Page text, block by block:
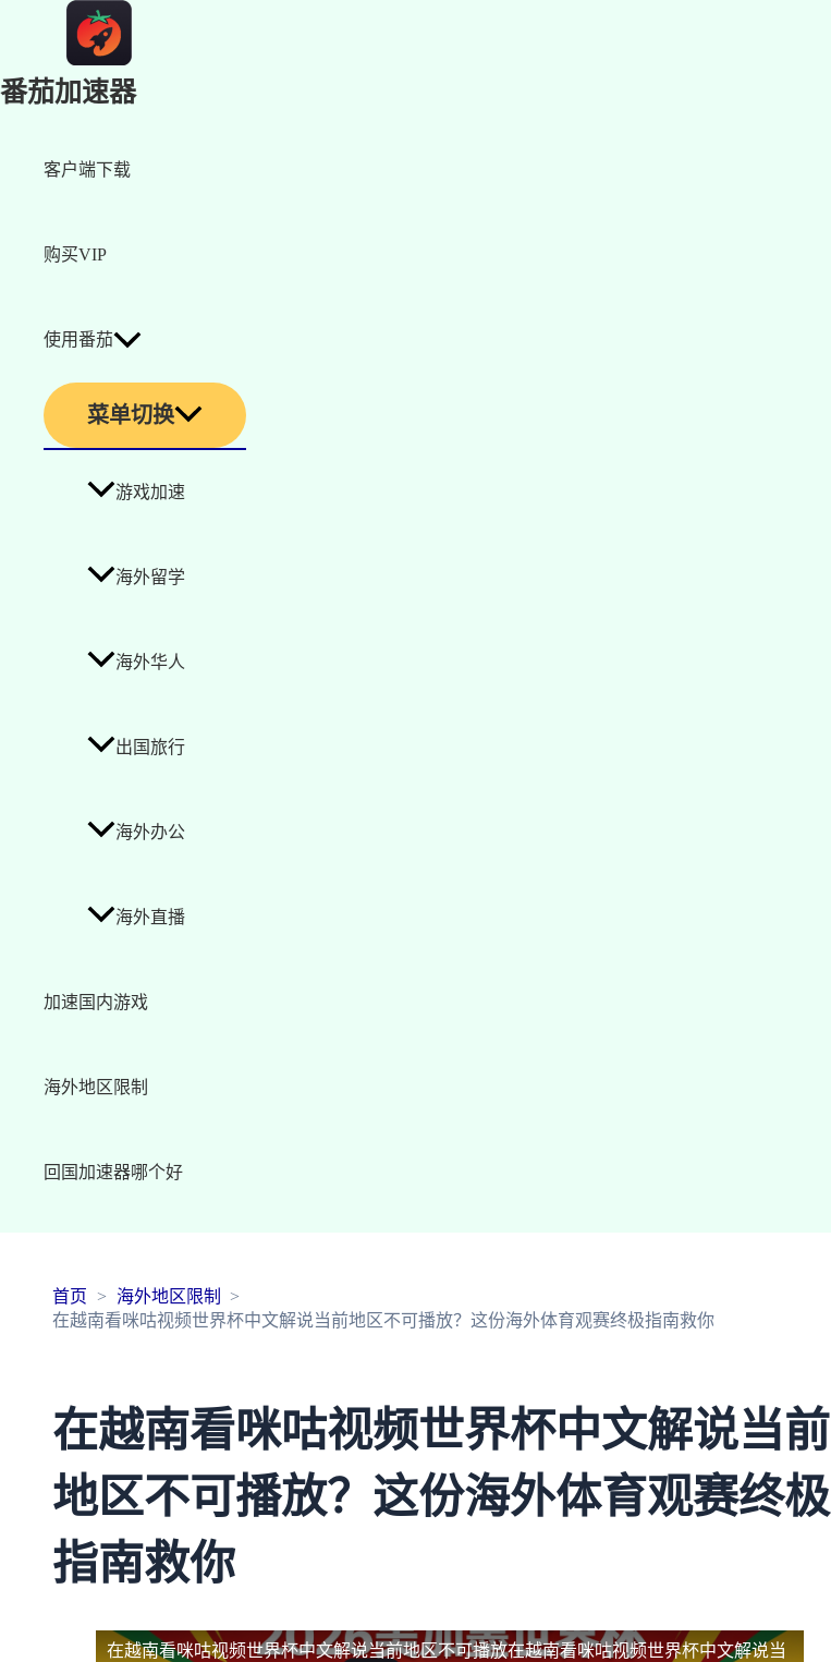
番茄加速器
客户端下载
购买VIP
使用番茄
菜单切换
游戏加速
海外留学
海外华人
出国旅行
海外办公
海外直播
加速国内游戏
海外地区限制
回国加速器哪个好
首页
海外地区限制
在越南看咪咕视频世界杯中文解说当前地区不可播放？这份海外体育观赛终极指南救你
在越南看咪咕视频世界杯中文解说当前
地区不可播放？这份海外体育观赛终极
指南救你
在越南看咪咕视频世界杯中文解说当前地区不可播放在越南看咪咕视频世界杯中文解说当